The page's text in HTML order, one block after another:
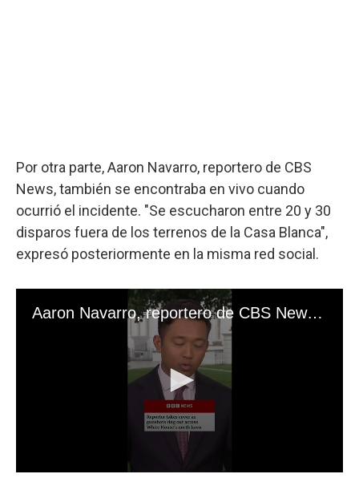
Por otra parte, Aaron Navarro, reportero de CBS
News, también se encontraba en vivo cuando
ocurrió el incidente. "Se escucharon entre 20 y 30
disparos fuera de los terrenos de la Casa Blanca",
expresó posteriormente en la misma red social.